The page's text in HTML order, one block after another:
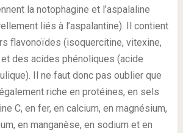
la notophagine et l’aspalaline
liés à l’aspalantine). Il contient
flavonoïdes (isoquercitine, vitexine,
des acides phénoliques (acide
Il ne faut donc pas oublier que
riche en protéines, en sels
C, en fer, en calcium, en magnésium,
en manganèse, en sodium et en